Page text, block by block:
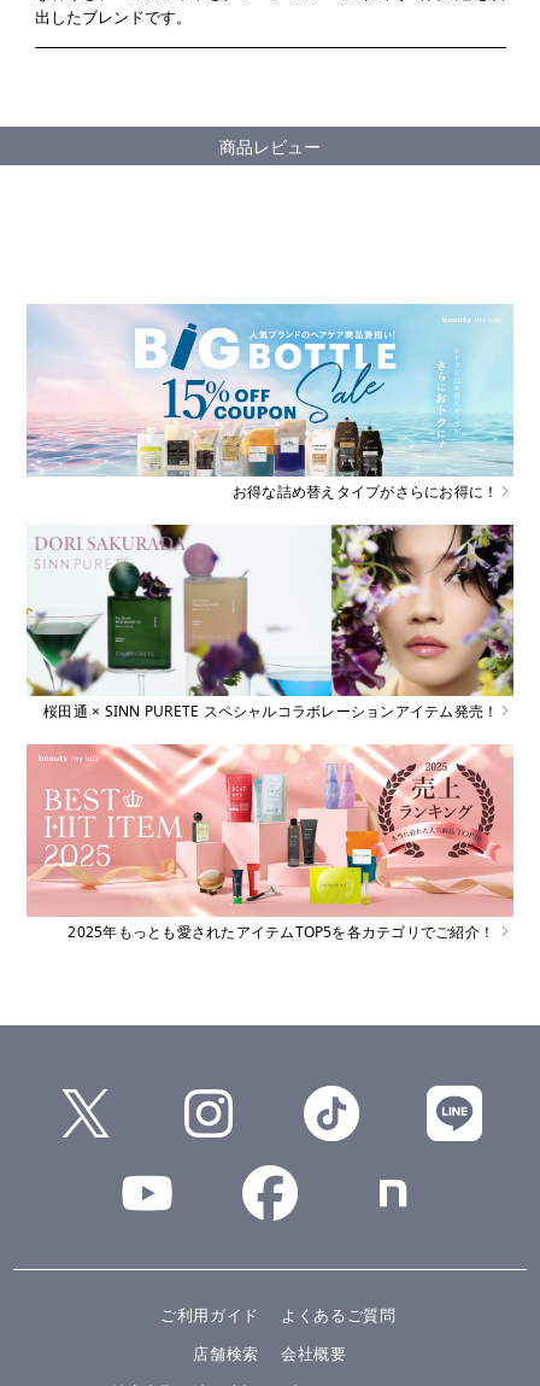
出したブレンドです。
商品レビュー
お得な詰め替えタイプがさらにお得に！
桜田通 × SINN PURETE スペシャルコラボレーションアイテム発売！
2025年もっとも愛されたアイテムTOP5を各カテゴリでご紹介！
ご利用ガイド
よくあるご質問
店舗検索
会社概要